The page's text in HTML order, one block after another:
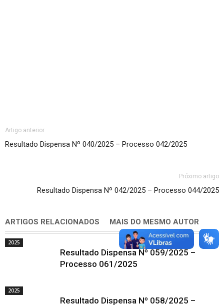
Artigo anterior
Resultado Dispensa Nº 040/2025 – Processo 042/2025
Próximo artigo
Resultado Dispensa Nº 042/2025 – Processo 044/2025
ARTIGOS RELACIONADOS MAIS DO MESMO AUTOR
2025
Resultado Dispensa Nº 059/2025 –
Processo 061/2025
2025
Resultado Dispensa Nº 058/2025 –